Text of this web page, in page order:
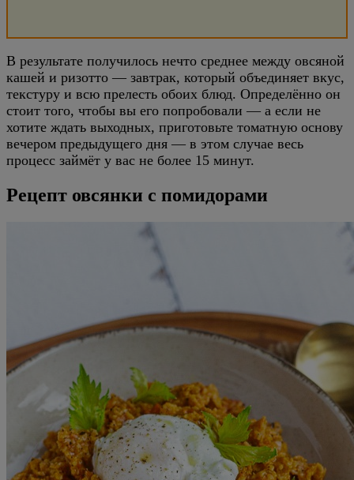
В результате получилось нечто среднее между овсяной
кашей и ризотто — завтрак, который объединяет вкус,
текстуру и всю прелесть обоих блюд. Определённо он
стоит того, чтобы вы его попробовали — а если не
хотите ждать выходных, приготовьте томатную основу
вечером предыдущего дня — в этом случае весь
процесс займёт у вас не более 15 минут.
Рецепт овсянки с помидорами